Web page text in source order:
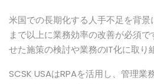
米国での長期化する人手不足を背
まで以上に業務効率の改善が必須
せた施策の検討や業務のIT化に取り
SCSK USAはRPAを活用し、管理業